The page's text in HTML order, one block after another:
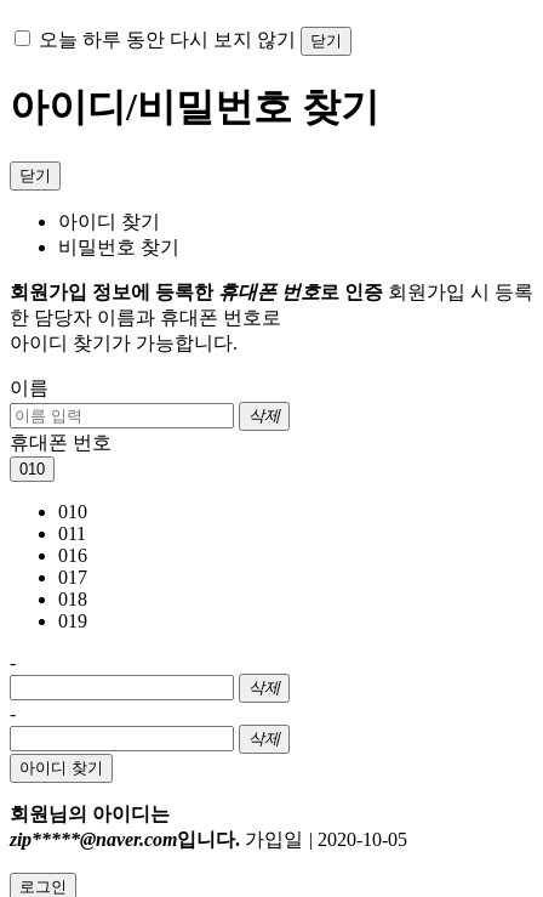
오늘 하루 동안 다시 보지 않기 닫기
아이디/비밀번호 찾기
닫기
아이디 찾기
비밀번호 찾기
회원가입 정보에 등록한 휴대폰 번호로 인증 회원가입 시 등록
한 담당자 이름과 휴대폰 번호로
아이디 찾기가 가능합니다.
이름
삭제
휴대폰 번호
010
010
011
016
017
018
019
-
삭제
-
삭제
아이디 찾기
회원님의 아이디는
zip*****@naver.com입니다. 가입일 | 2020-10-05
로그인